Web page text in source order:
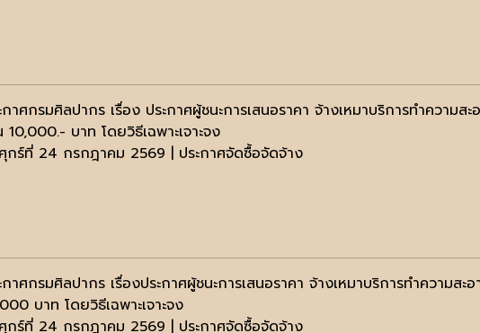
กาศกรมศิลปากร เรื่อง ประกาศผู้ชนะการเสนอราคา จ้างเหมาบริการทำความส
10,000.- บาท โดยวิธีเฉพาะเจาะจง
กร์ที่ 24 กรกฎาคม 2569 | ประกาศจัดซื้อจัดจ้าง
กาศกรมศิลปากร เรื่องประกาศผู้ชนะการเสนอราคา จ้างเหมาบริการทำความสะ
บาท โดยวิธีเฉพาะเจาะจง
กร์ที่ 24 กรกฎาคม 2569 | ประกาศจัดซื้อจัดจ้าง